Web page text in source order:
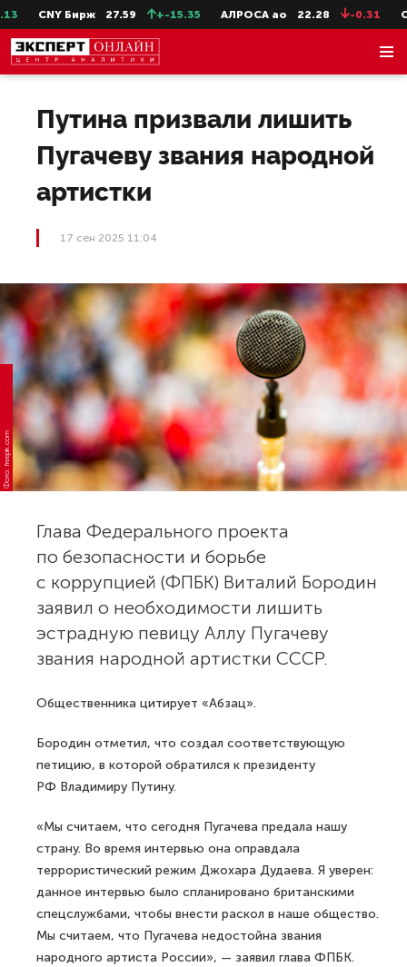
CNY Бирж 27.59 +-15.35 АЛРОСА ао 22.28 -0.31
Путина призвали лишить
Пугачеву звания народной
артистки
17 сен 2025 11:04
Фото: freepik.com
Глава Федерального проекта
по безопасности и борьбе
с коррупцией (ФПБК) Виталий Бородин
заявил о необходимости лишить
эстрадную певицу Аллу Пугачеву
звания народной артистки СССР.
Общественника цитирует «Абзац».
Бородин отметил, что создал соответствующую
петицию, в которой обратился к президенту
РФ Владимиру Путину.
«Мы считаем, что сегодня Пугачева предала нашу
страну. Во время интервью она оправдала
террористический режим Джохара Дудаева. Я уверен:
данное интервью было спланировано британскими
спецслужбами, чтобы внести раскол в наше общество.
Мы считаем, что Пугачева недостойна звания
народного артиста России», — заявил глава ФПБК.